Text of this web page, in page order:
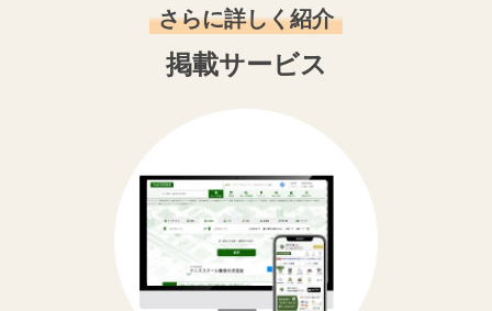
さらに詳しく紹介
掲載サービス